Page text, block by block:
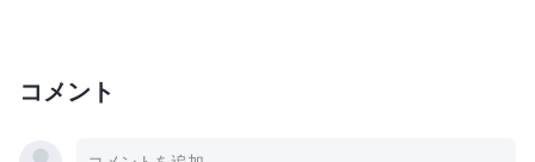
コメント